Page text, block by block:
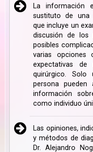
La información
sustituto de una
que incluye un
discusión de los
posibles
varias opciones
expectativas de
quirúrgico.
persona
información
como individuo
Las opiniones,
y métodos de
Dr. Alejandro